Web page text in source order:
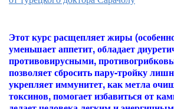
Этот курс расщепляет жиры
уменьшает аппетит, обладает
противовирусными,
позволяет сбросить пару-тройку
укрепляет иммунитет, как метла
токсинов, помогает избавиться от